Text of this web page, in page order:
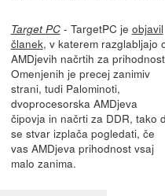
Target PC- TargetPC je objavil
članek, v katerem razglabljajo
AMDjevih načrtih za
Omenjenih je precej zanimiv
strani, tudi Palominoti,
dvoprocesorska AMDjeva
čipovja in načrti za DDR, tako
se stvar izplača pogledati, če
vas AMDjeva prihodnost vsaj
malo zanima.